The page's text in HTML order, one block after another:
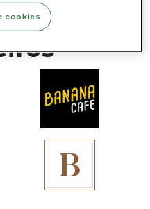
/
cookies